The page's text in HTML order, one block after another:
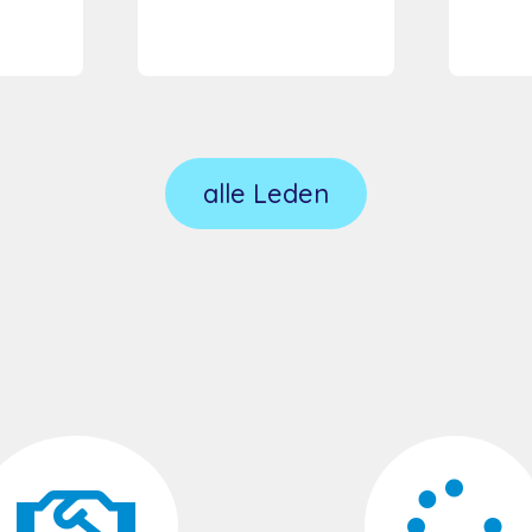
alle Leden